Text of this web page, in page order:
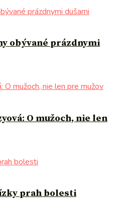
obývané prázdnymi
O mužoch, nie len
prah bolesti